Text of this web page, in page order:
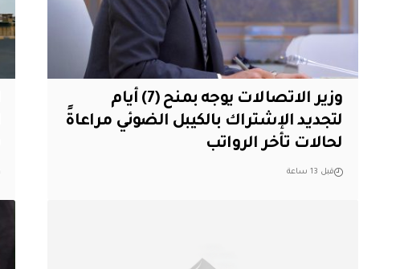
وزير الاتصالات يوجه بمنح (7) أيام
لتجديد الإشتراك بالكيبل الضوئي مراعاةً
لحالات تأخر الرواتب
قبل 13 ساعة